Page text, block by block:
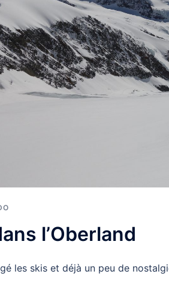
l’Oberland
les skis et déjà un peu de